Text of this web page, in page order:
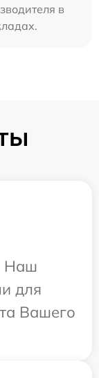
в
Наш
для
Вашего